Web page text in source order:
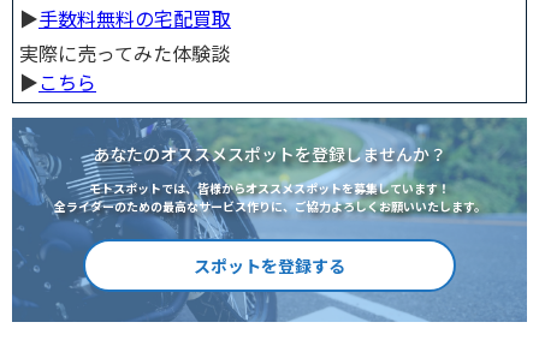
▶︎手数料無料の宅配買取
実際に売ってみた体験談
▶︎こちら
あなたのオススメスポットを登録しませんか？
モトスポットでは、皆様からオススメスポットを募集しています！
全ライダーのための最高なサービス作りに、ご協力よろしくお願いいたします。
スポットを登録する